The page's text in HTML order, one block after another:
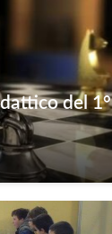
del 1°